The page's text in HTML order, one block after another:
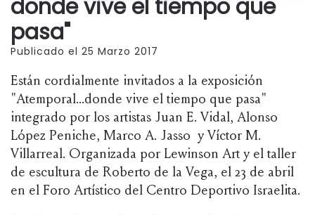
donde vive el tiempo que
pasa"
Publicado el 25 Marzo 2017
Están cordialmente invitados a la exposición
"Atemporal...donde vive el tiempo que pasa"
integrado por los artistas Juan E. Vidal, Alonso
López Peniche, Marco A. Jasso y Víctor M.
Villarreal. Organizada por Lewinson Art y el taller
de escultura de Roberto de la Vega, el 23 de abril
en el Foro Artístico del Centro Deportivo Israelita.